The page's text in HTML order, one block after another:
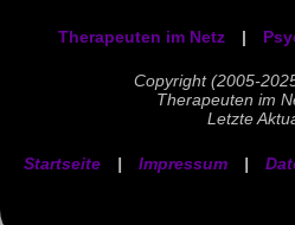
Therapeuten im Netz |
Copyright (2005-
Therapeuten im
Letzte
Startseite | Impressum |